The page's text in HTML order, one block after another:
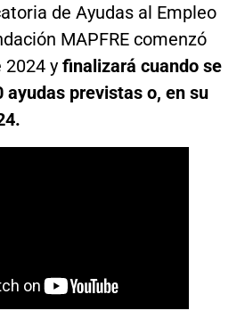
de Ayudas al Empleo
MAPFRE comenzó
2024 yfinalizará cuando se
ayudas previstas o, en su